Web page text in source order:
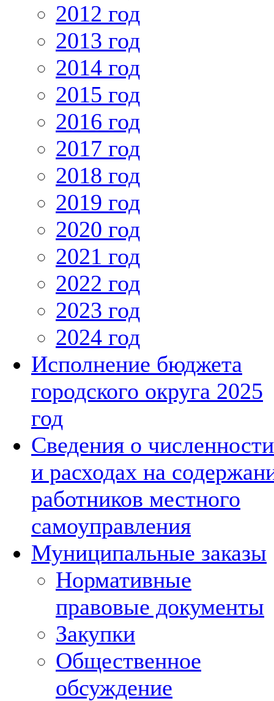
2012 год
2013 год
2014 год
2015 год
2016 год
2017 год
2018 год
2019 год
2020 год
2021 год
2022 год
2023 год
2024 год
Исполнение бюджета
городского округа 2025
год
Сведения о численности
и расходах на
работников местного
самоуправления
Муниципальные заказы
Нормативные
правовые документы
Закупки
Общественное
обсуждение